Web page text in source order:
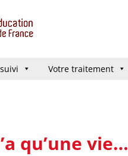
Votre traitement
Votre traitement
qu’une vie…